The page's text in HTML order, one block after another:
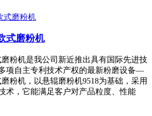
式磨粉机
粉机是我公司新近推出具有国际先进技
项自主专利技术产权的最新粉磨设备—
粉机，以悬辊磨粉机9518为基础，采用
术，它能满足客户对产品粒度、性能